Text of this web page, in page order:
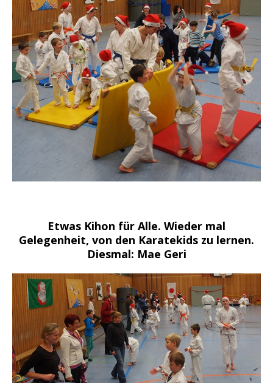
Etwas Kihon für Alle. Wieder mal
Gelegenheit, von den Karatekids zu lernen.
Diesmal: Mae Geri